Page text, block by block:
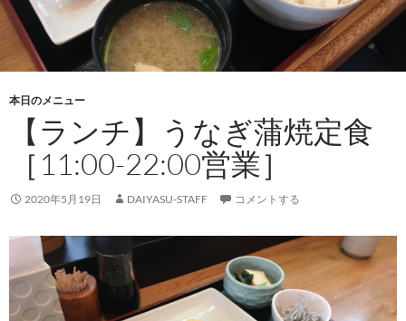
プ
本日のメニュー
【ランチ】うなぎ蒲焼定食
［11:00-22:00営業］
2020年5月19日 DAIYASU-STAFF コメントする